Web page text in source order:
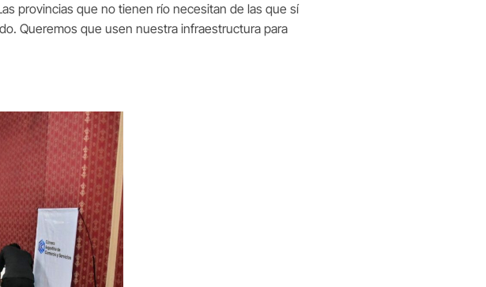
provincias que no tienen río necesitan de las que sí
Queremos que usen nuestra infraestructura para